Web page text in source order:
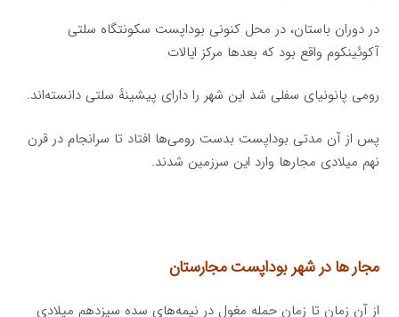
در دوران باستان، در محل کنونی بوداپست سکونتگاه سلتی
آکوئینکوم واقع بود که بعدها مرکز ایالات
رومی پانونیای سفلی شد این شهر را دارای پیشینهٔ سلتی دانسته‌اند.
پس از آن مدتی بوداپست بدست رومی‌ها افتاد تا سرانجام در قرن
نهم میلادی مجارها وارد این سرزمین شدند.
مجار ها در شهر بوداپست مجارستان
از آن زمان تا زمان حمله مغول در نیمه‌های سده سیزدهم میلادی